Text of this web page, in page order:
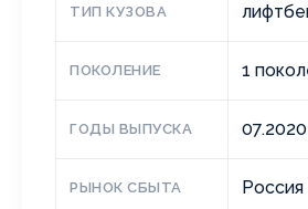
ТИП КУЗОВА
ПОКОЛЕНИЕ 1
ГОДЫ ВЫПУСКА
РЫНОК СБЫТА Россия